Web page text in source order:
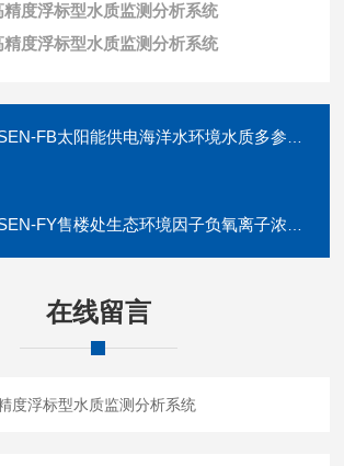
度浮标型水质监测分析系统
度浮标型水质监测分析系统
FB太阳能供电海洋水环境水质多参数在线监测站
FY售楼处生态环境因子负氧离子浓度监测系统
在线留言